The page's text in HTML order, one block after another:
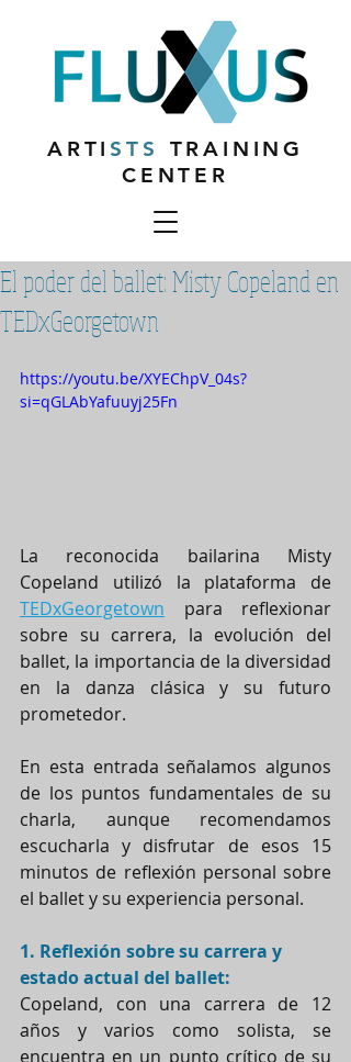
ARTISTS
TRAINING
CENTER
El poder del ballet: Misty Copeland en
TEDxGeorgetown
https://youtu.be/XYEChpV_04s?
si=qGLAbYafuuyj25Fn
La reconocida bailarina Misty
TEDxGeorgetown para reflexionar
sobre su carrera, la evolución del
ballet, la importancia de la diversidad
en la danza clásica y su futuro
prometedor.
En esta entrada señalamos algunos
de los puntos fundamentales de su
charla, aunque recomendamos
escucharla y disfrutar de esos 15
minutos de reflexión personal sobre
el ballet y su experiencia personal.
1. Reflexión sobre su carrera y
estado actual del ballet:
Copeland, con una carrera de 12
años y varios como solista, se
encuentra en un punto crítico de su